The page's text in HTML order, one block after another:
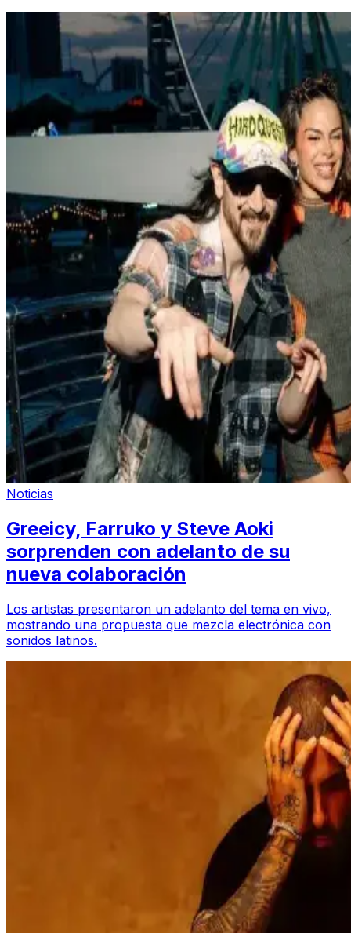
Noticias
Greeicy, Farruko y Steve Aoki
sorprenden con adelanto de su
nueva colaboración
Los artistas presentaron un adelanto del tema en vivo,
mostrando una propuesta que mezcla electrónica con
sonidos latinos.